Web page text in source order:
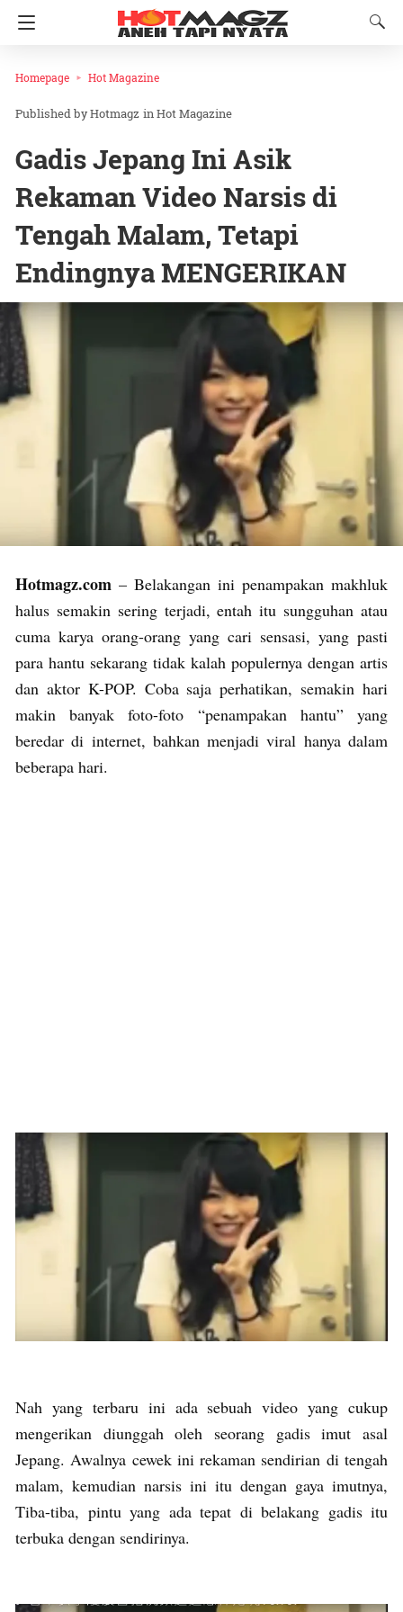
Homepage Hot Magazine
Hotmagz inHot Magazine
Gadis Jepang Ini Asik
Rekaman Video Narsis di
Tengah Malam, Tetapi
Endingnya MENGERIKAN
Hotmagz.com – Belakangan ini penampakan makhluk
halus semakin sering terjadi, entah itu sungguhan atau
cuma karya orang-orang yang cari sensasi, yang pasti
para hantu sekarang tidak kalah populernya dengan artis
dan aktor K-POP. Coba saja perhatikan, semakin hari
makin banyak foto-foto “penampakan hantu” yang
beredar di internet, bahkan menjadi viral hanya dalam
beberapa hari.
Nah yang terbaru ini ada sebuah video yang cukup
mengerikan diunggah oleh seorang gadis imut asal
Jepang. Awalnya cewek ini rekaman sendirian di tengah
malam, kemudian narsis ini itu dengan gaya imutnya,
Tiba-tiba, pintu yang ada tepat di belakang gadis itu
terbuka dengan sendirinya.